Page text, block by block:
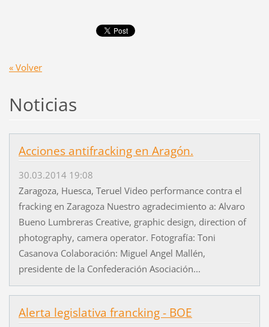
« Volver
Noticias
Acciones antifracking en Aragón.
30.03.2014 19:08
Zaragoza, Huesca, Teruel Video performance contra el
fracking en Zaragoza Nuestro agradecimiento a: Alvaro
Bueno Lumbreras Creative, graphic design, direction of
photography, camera operator. Fotografía: Toni
Casanova Colaboración: Miguel Angel Mallén,
presidente de la Confederación Asociación...
Alerta legislativa francking - BOE